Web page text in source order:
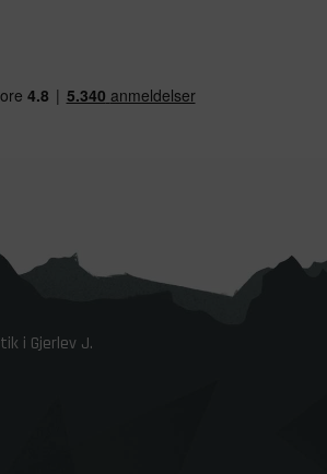
i Gjerlev J.